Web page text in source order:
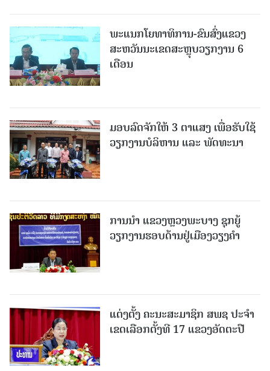
ພະແນກໂຍທາທິການ-ຂົນສົ່ງແຂວງ
ສະຫວັນນະເຂດສະຫຼຸບວຽກງານ 6
ເດືອນ
ມອບລົດຈັກໃຫ້ 3 ຕາແສງ ເພື່ອຮັບໃຊ້
ວຽກງານບໍລິຫານ ແລະ ພັດທະນາ
ການນຳ ແຂວງຫຼວງພະບາງ ຊຸກຍູ້
ວຽກງານຮອບດ້ານຢູ່ເມືອງວຽງຄໍາ
ແຕ່ງຕັ້ງ ຄະນະສະມາຊິກ ສພຊ ປະຈຳ
ເຂດເລືອກຕັ້ງທີ 17 ແຂວງອັດຕະປື